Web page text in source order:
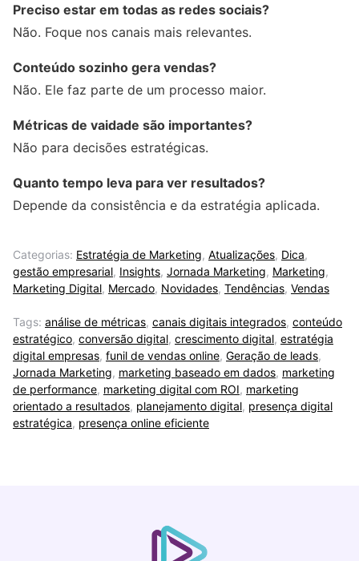
Preciso estar em todas as redes sociais?
Não. Foque nos canais mais relevantes.
Conteúdo sozinho gera vendas?
Não. Ele faz parte de um processo maior.
Métricas de vaidade são importantes?
Não para decisões estratégicas.
Quanto tempo leva para ver resultados?
Depende da consistência e da estratégia aplicada.
Categorias: Estratégia de Marketing, Atualizações, Dica,
gestão empresarial, Insights, Jornada Marketing, Marketing,
Marketing Digital, Mercado, Novidades, Tendências, Vendas
Tags: análise de métricas, canais digitais integrados, conteúdo
estratégico, conversão digital, crescimento digital, estratégia
digital empresas, funil de vendas online, Geração de leads,
Jornada Marketing, marketing baseado em dados, marketing
de performance, marketing digital com ROI, marketing
orientado a resultados, planejamento digital, presença digital
estratégica, presença online eficiente